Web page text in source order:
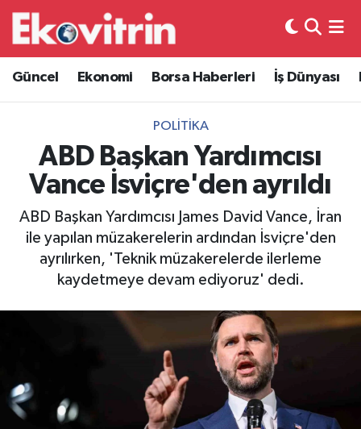
Güncel Ekonomi Borsa Haberleri İş Dünyası
POLITIKA
ABD Başkan Yardımcısı
Vance İsviçre'den ayrıldı
ABD Başkan Yardımcısı James David Vance, İran
ile yapılan müzakerelerin ardından İsviçre'den
ayrılırken, 'Teknik müzakerelerde ilerleme
kaydetmeye devam ediyoruz' dedi.
Güncel
Ekonomi
Borsa Haberleri
İş Dünyası
Lojistik
Otovitrin
Asayiş
Hava Durumu
Trafik Durumu
Süper Lig Puan Durumu ve Fikstür
Tüm Manşetler
Son Dakika Haberleri
Haber Arşivi